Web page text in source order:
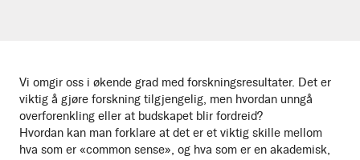
Vi omgir oss i økende grad med forskningsresultater. Det er
viktig å gjøre forskning tilgjengelig, men hvordan unngå
overforenkling eller at budskapet blir fordreid?
Hvordan kan man forklare at det er et viktig skille mellom
hva som er «common sense», og hva som er en akademisk,